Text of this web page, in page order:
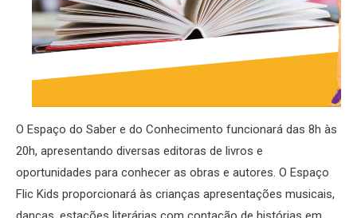
O Espaço do Saber e do Conhecimento funcionará das 8h às
20h, apresentando diversas editoras de livros e
oportunidades para conhecer as obras e autores. O Espaço
Flic Kids proporcionará às crianças apresentações musicais,